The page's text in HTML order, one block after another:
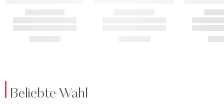
Beliebte Wahl